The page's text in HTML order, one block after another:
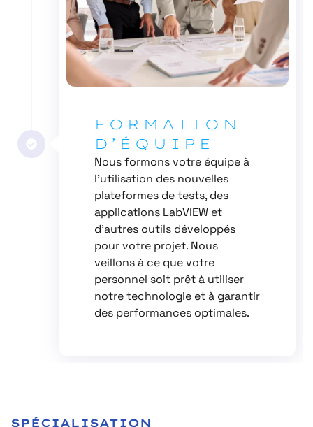
FORMATION
D’ÉQUIPE
Nous formons votre équipe à
l’utilisation des nouvelles
plateformes de tests, des
applications LabVIEW et
d’autres outils développés
pour votre projet. Nous
veillons à ce que votre
personnel soit prêt à utiliser
notre technologie et à garantir
des performances optimales.
SPÉCIALISATION